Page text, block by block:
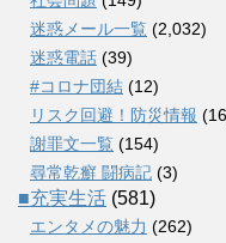
迷惑メール一覧 (2,032)
迷惑電話 (39)
#コロナ団結 (12)
リスク回避！防災情報
謝罪文一覧 (154)
尋常乾癬 闘病記 (3)
■充実生活 (581)
エンタメの魅力 (262)